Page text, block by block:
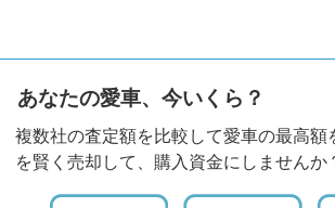
あなたの愛車、今いくら？
複数社の査定額を比較して愛車の最高額
を賢く売却して、購入資金にしませんか